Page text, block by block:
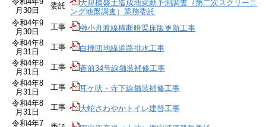
月30日
委託
大規模盛土造成地変動予測調査（第二次スクリーニ
ング地盤調査）業務委託
令和4年9
月30日
工事
榊小舟渡線横断暗渠床版更新工事
令和4年8
月31日
工事
白樺団地線道路排水工事
令和4年8
月31日
工事
蒼前34号線舗装補修工事
令和4年8
月31日
工事
耳ケ吠・寺下線舗装補修工事
令和4年8
月31日
工事
大蛇さわやかトイレ建替工事
令和4年7